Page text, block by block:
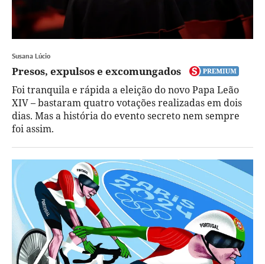
Susana Lúcio
Presos, expulsos e excomungados
Foi tranquila e rápida a eleição do novo Papa Leão
XIV – bastaram quatro votações realizadas em dois
dias. Mas a história do evento secreto nem sempre
foi assim.